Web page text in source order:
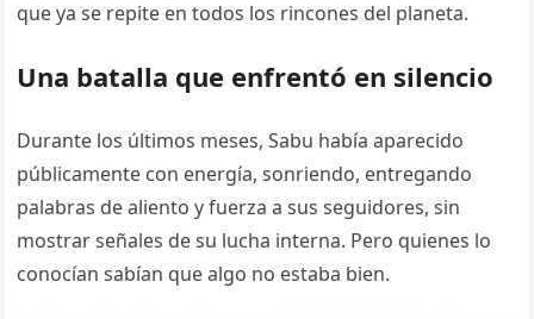
que ya se repite en todos los rincones del planeta.
Una batalla que enfrentó en silencio
Durante los últimos meses, Sabu había aparecido
públicamente con energía, sonriendo, entregando
palabras de aliento y fuerza a sus seguidores, sin
mostrar señales de su lucha interna. Pero quienes lo
conocían sabían que algo no estaba bien.